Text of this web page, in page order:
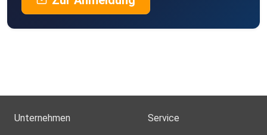
Unternehmen Service